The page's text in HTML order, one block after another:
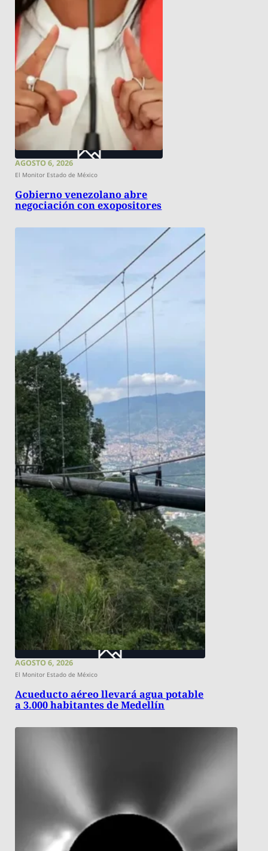
AGOSTO 6, 2026
El Monitor Estado de México
Gobierno venezolano abre
negociación con exopositores
AGOSTO 6, 2026
El Monitor Estado de México
Acueducto aéreo llevará agua potable
a 3.000 habitantes de Medellín